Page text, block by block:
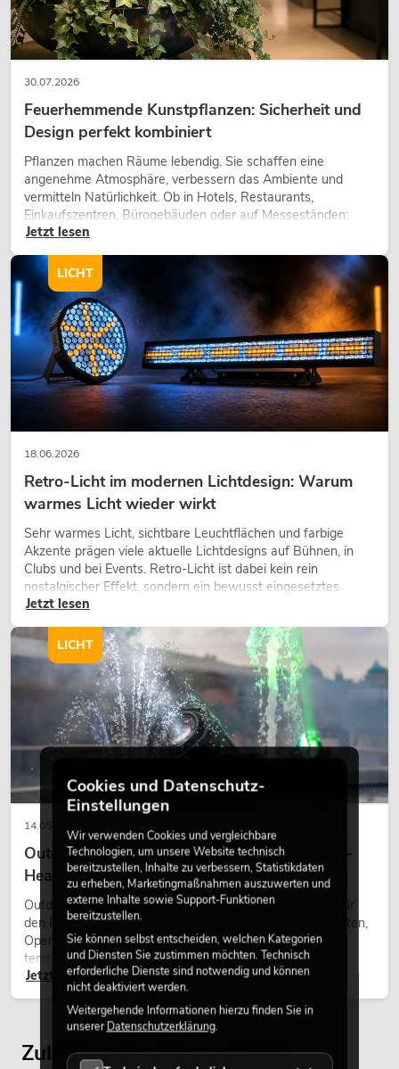
30.07.2026
Feuerhemmende Kunstpflanzen: Sicherheit und
Design perfekt kombiniert
Pflanzen machen Räume lebendig. Sie schaffen eine
angenehme Atmosphäre, verbessern das Ambiente und
vermitteln Natürlichkeit. Ob in Hotels, Restaurants,
Einkaufszentren, Bürogebäuden oder auf Messeständen:
eine hochwertige Begrünung gehört heute längst zum
Jetzt lesen
18.06.2026
Retro-Licht im modernen Lichtdesign: Warum
warmes Licht wieder wirkt
Sehr warmes Licht, sichtbare Leuchtflächen und farbige
Akzente prägen viele aktuelle Lichtdesigns auf Bühnen, in
Clubs und bei Events. Retro-Licht ist dabei kein rein
nostalgischer Effekt, sondern ein bewusst eingesetztes
Gestaltungsmittel: Es schafft Atmosphäre, gibt Szenen
wirken lassen.
Jetzt lesen
LICHT
14.05.2026
Outdoor Moving-Heads: Wetterfeste Moving-
Heads bei Events
Outdoor Moving-Heads sind bewegliche Scheinwerfer für
den Einsatz im Freien. Sie werden bei Festivals, Stadtfesten,
Open-Air-Konzerten, Architekturinszenierungen und
temporären Außeninstallationen eingesetzt.
Jetzt lesen
LICHT
Zuletzt angesehene Artikel
Cookies und Datenschutz-
Einstellungen
Wir verwenden Cookies und vergleichbare
Technologien, um unsere Website technisch
bereitzustellen, Inhalte zu verbessern, Statistikdaten
zu erheben, Marketingmaßnahmen auszuwerten und
externe Inhalte sowie Support-Funktionen
bereitzustellen.
Sie können selbst entscheiden, welchen Kategorien
und Diensten Sie zustimmen möchten. Technisch
erforderliche Dienste sind notwendig und können
nicht deaktiviert werden.
Weitergehende Informationen hierzu finden Sie in
unsererDatenschutzerklärung.